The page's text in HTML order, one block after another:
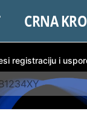
CRNA
registraciju i